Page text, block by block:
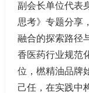
副会长单位代表
思考》专题分享
融合的探索路径
香医药行业规范
位，橪精油品牌
己任，在实践中